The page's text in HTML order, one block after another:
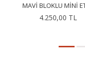
MAVI BLOKLU MINI
4.250,00 TL